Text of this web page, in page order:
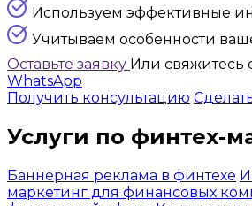
Используем эффективные
Учитываем особенности
Оставьте заявку Или свяжитесь
WhatsApp
Получить консультацию
Услуги по финтех-
Баннерная реклама в финтехе
маркетинг для финансовых